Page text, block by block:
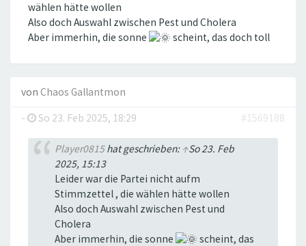
wählen hätte wollen
Also doch Auswahl zwischen Pest und Cholera
Aber immerhin, die sonne
scheint, das doch toll
von Chaos Gallantmon
-
So 23. Feb 2025, 18:29 #1569188
Player0815hat geschrieben: ↑So 23. Feb
2025, 15:13
Leider war die Partei nicht aufm
Stimmzettel , die wählen hätte wollen
Also doch Auswahl zwischen Pest und
Cholera
Aber immerhin, die sonne
scheint, das